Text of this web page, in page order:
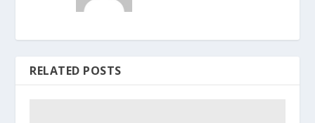
RELATED POSTS